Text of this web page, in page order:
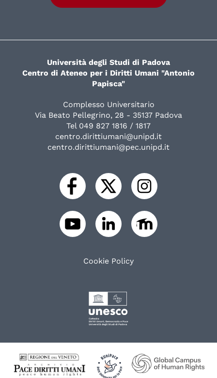
Università degli Studi di Padova
Centro di Ateneo per i Diritti Umani "Antonio
Papisca"
Complesso Universitario
Via Beato Pellegrino, 28 - 35137 Padova
Tel 049 827 1816 / 1817
centro.dirittiumani@unipd.it
centro.dirittiumani@pec.unipd.it
Cookie Policy